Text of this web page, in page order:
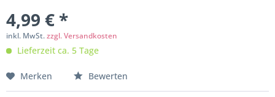
4,99 € *
inkl. MwSt.zzgl. Versandkosten
Lieferzeit ca. 5 Tage
Merken Bewerten